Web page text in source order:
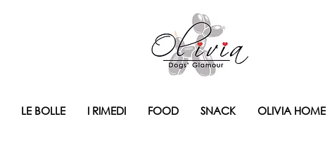
LE BOLLE I RIMEDI FOOD SNACK OLIVIA HOME